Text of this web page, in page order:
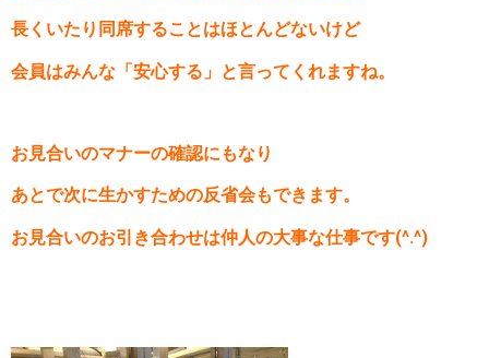
長くいたり同席することはほとんどないけど
会員はみんな「安心する」と言ってくれますね。
お見合いのマナーの確認にもなり
あとで次に生かすための反省会もできます。
お見合いのお引き合わせは仲人の大事な仕事です(^.^)